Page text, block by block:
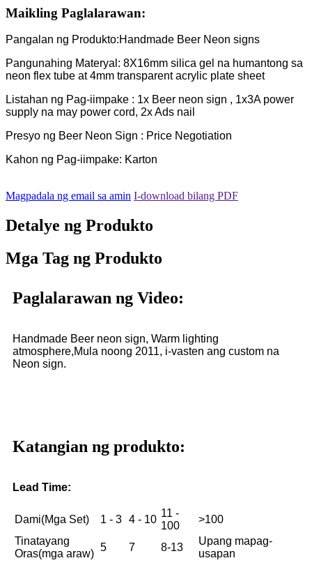
Maikling Paglalarawan:
Pangalan ng Produkto:Handmade Beer Neon signs
Pangunahing Materyal: 8X16mm silica gel na humantong sa
neon flex tube at 4mm transparent acrylic plate sheet
Listahan ng Pag-iimpake : 1x Beer neon sign , 1x3A power
supply na may power cord, 2x Ads nail
Presyo ng Beer Neon Sign : Price Negotiation
Kahon ng Pag-iimpake: Karton
Magpadala ng email sa amin I-download bilang PDF
Detalye ng Produkto
Mga Tag ng Produkto
Paglalarawan ng Video:
Handmade Beer neon sign, Warm lighting
atmosphere,Mula noong 2011, i-vasten ang custom na
Neon sign.
Katangian ng produkto:
Lead Time:
Dami(Mga Set) 1 - 3 4 - 10
11 -
100
>100
Tinatayang
Oras(mga araw)
5 7 8-13
Upang mapag-
usapan